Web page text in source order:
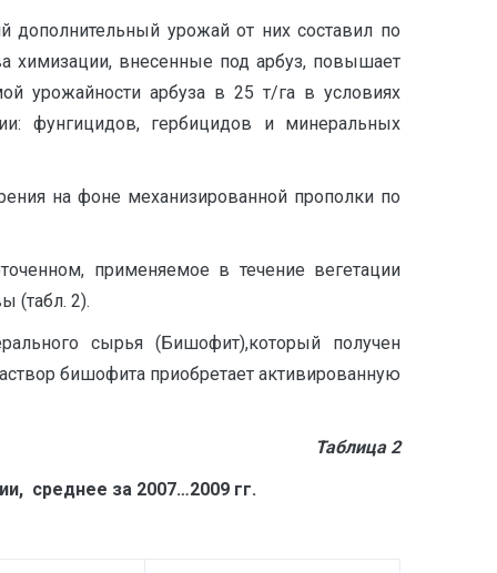
дополнительный урожай от них составил по
химизации, внесенные под арбуз, повышает
урожайности арбуза в 25 т/га в условиях
фунгицидов, гербицидов и минеральных
на фоне механизированной прополки по
применяемое в течение вегетации
(табл. 2).
сырья (Бишофит),который получен
бишофита приобретает активированную
Таблица 2
среднее за 2007…2009 гг.